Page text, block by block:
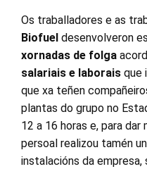
Os traballadores e as
Biofuel desenvolveron
xornadas de folga
salariais e laborais que
que xa teñen
plantas do grupo no
12 a 16 horas e, para dar
persoal realizou tamén
instalacións da